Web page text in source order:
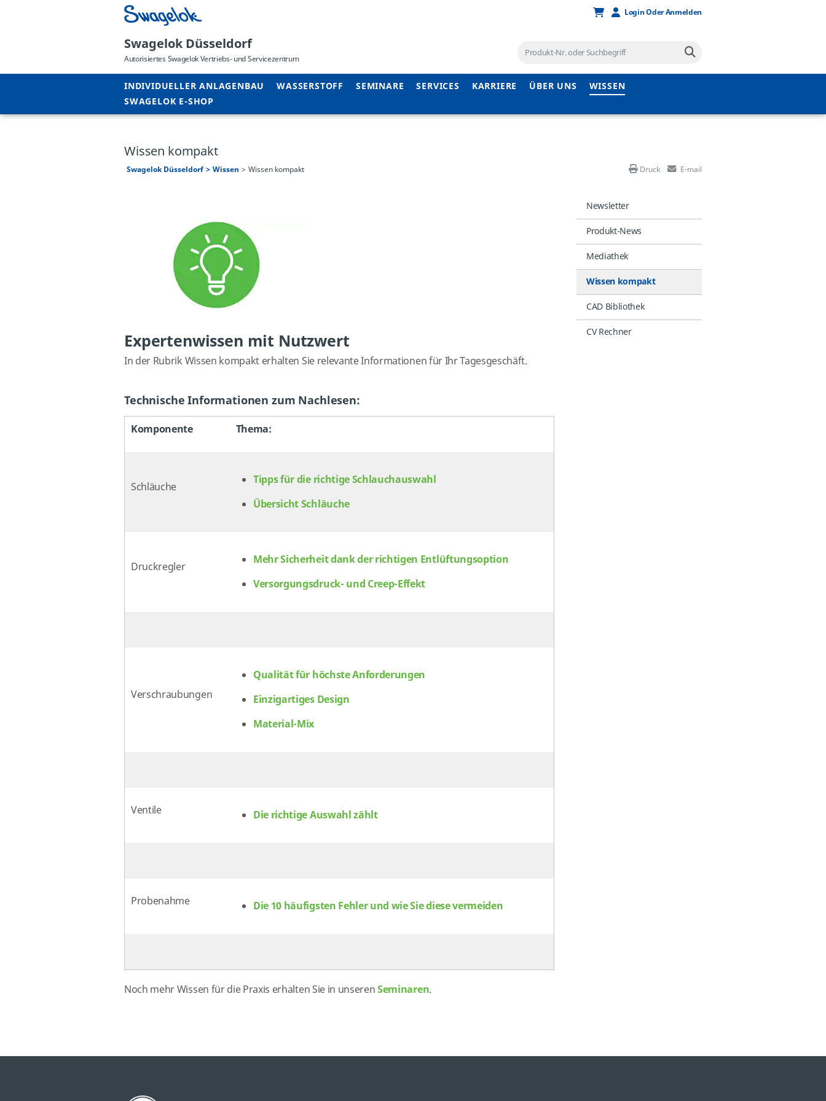
Login Oder Anmelden
Swagelok Düsseldorf
Autorisiertes Swagelok Vertriebs- und Servicezentrum
INDIVIDUELLER ANLAGENBAU WASSERSTOFF SEMINARE SERVICES KARRIERE ÜBER UNS
WISSEN
SWAGELOK E-SHOP
Wissen kompakt
Swagelok Düsseldorf Wissen Wissen kompakt Druck E-mail
Newsletter
Produkt-News
Mediathek
Wissen kompakt
CAD Bibliothek
CV Rechner
Expertenwissen mit Nutzwert
In der Rubrik Wissen kompakt erhalten Sie relevante Informationen für Ihr Tagesgeschäft.
Technische Informationen zum Nachlesen:
Komponente Thema:
Schläuche
Tipps für die richtige Schlauchauswahl
Übersicht Schläuche
Druckregler
Mehr Sicherheit dank der richtigen Entlüftungsoption
Versorgungsdruck- und Creep-Effekt
Verschraubungen
Qualität für höchste Anforderungen
Einzigartiges Design
Material-Mix
Ventile Die richtige Auswahl zählt
Probenahme Die 10 häufigsten Fehler und wie Sie diese vermeiden
Noch mehr Wissen für die Praxis erhalten Sie in unserenSeminaren.